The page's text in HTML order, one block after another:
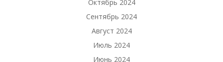
Октябрь 2024
Сентябрь 2024
Август 2024
Июль 2024
Июнь 2024